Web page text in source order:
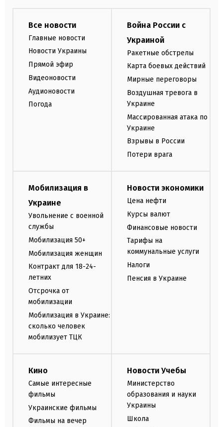
Все новости
Главные новости
Новости Украины
Прямой эфир
Видеоновости
Аудионовости
Погода
Война России с
Украиной
Ракетные обстрелы
Карта боевых действий
Мирные переговоры
Воздушная тревога в
Украине
Массированная атака по
Украине
Взрывы в России
Потери врага
Мобилизация в
Украине
Увольнение с военной
службы
Мобилизация 50+
Мобилизация женщин
Контракт для 18-24-
летних
Отсрочка от
мобилизации
Мобилизация в Украине:
сколько человек
мобилизует ТЦК
Новости экономики
Цена нефти
Курсы валют
Финансовые новости
Тарифы на
коммунальные услуги
Налоги
Пенсия в Украине
Кино
Самые интересные
фильмы
Украинские фильмы
Фильмы на вечер
Новости Учебы
Министерство
образования и науки
Украины
Школа